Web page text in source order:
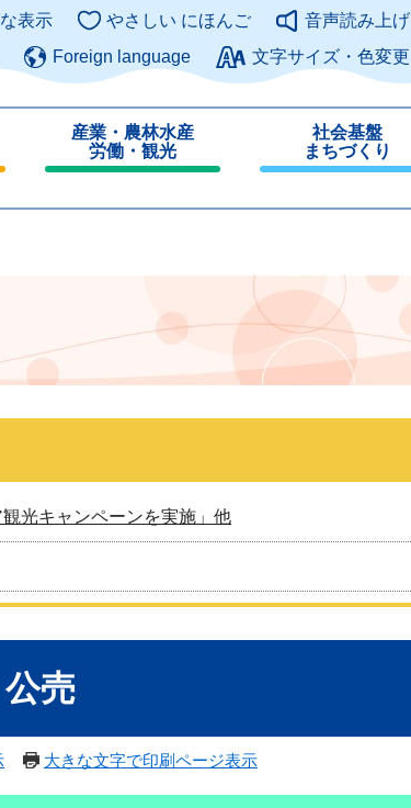
このページの本文へ
表示 やさしい にほんご
音声読み上げ
Foreign language
文字サイズ・色変更
産業・農林水産
労働・観光
じ
社会基盤
まちづくり
じ
光キャンペーンを実施」他
売
大きな文字で印刷ページ表示